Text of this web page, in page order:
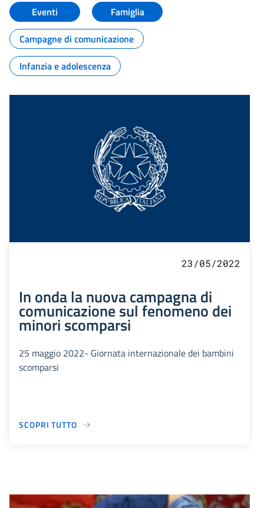
Eventi
Famiglia
Campagne di comunicazione
Infanzia e adolescenza
23/05/2022
In onda la nuova campagna di
comunicazione sul fenomeno dei
minori scomparsi
25 maggio 2022- Giornata internazionale dei bambini
scomparsi
SCOPRI TUTTO